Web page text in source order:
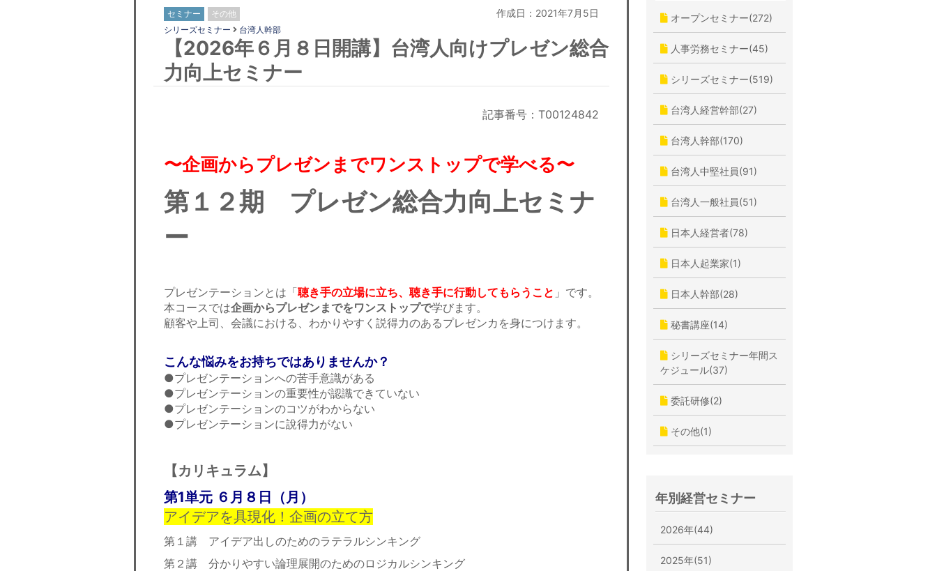
セミナー その他 作成日：2021年7月5日
シリーズセミナー 台湾人幹部
【2026年６月８日開講】台湾人向けプレゼン総合
力向上セミナー
記事番号：T00124842
〜企画からプレゼンまでワンストップで学べる〜
第１２期 プレゼン総合力向上セミナ
ー
プレゼンテーションとは「聴き手の立場に立ち、聴き手に行動してもらうこと 」です。
本コースでは企画からプレゼンまでをワンストップで学びます。
顧客や上司、会議における、わかりやすく説得力のあるプレゼンカを身につけます。
こんな悩みをお持ちではありませんか？
●プレゼンテーションへの苦手意識がある
●プレゼンテーションの重要性が認識できていない
●プレゼンテーションのコツがわからない
●プレゼンテーションに說得力がない
【カリキュラム】
第1単元 ６月８日（月）
アイデアを具現化！企画の立て方
第１講 アイデア出しのためのラテラルシンキング
第２講 分かりやすい論理展開のためのロジカルシンキング
オープンセミナー(272)
人事労務セミナー(45)
シリーズセミナー(519)
台湾人経営幹部(27)
台湾人幹部(170)
台湾人中堅社員(91)
台湾人一般社員(51)
日本人経営者(78)
日本人起業家(1)
日本人幹部(28)
秘書講座(14)
シリーズセミナー年間ス
ケジュール(37)
委託研修(2)
その他(1)
年別経営セミナー
2026年(44)
2025年(51)